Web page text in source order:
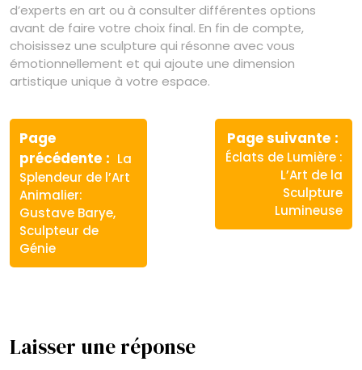
d’experts en art ou à consulter différentes options
avant de faire votre choix final. En fin de compte,
choisissez une sculpture qui résonne avec vous
émotionnellement et qui ajoute une dimension
artistique unique à votre espace.
Navigation
de
l’article
Page
précédente
Article
précédent
La
Splendeur de l’Art
Animalier:
Gustave Barye,
Sculpteur de
Génie
Page suivante
Article
Éclats de Lumière :
L’Art de la
Sculpture
Lumineuse
Laisser une réponse